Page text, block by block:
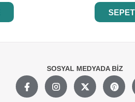
SOSYAL MEDYADA BİZ